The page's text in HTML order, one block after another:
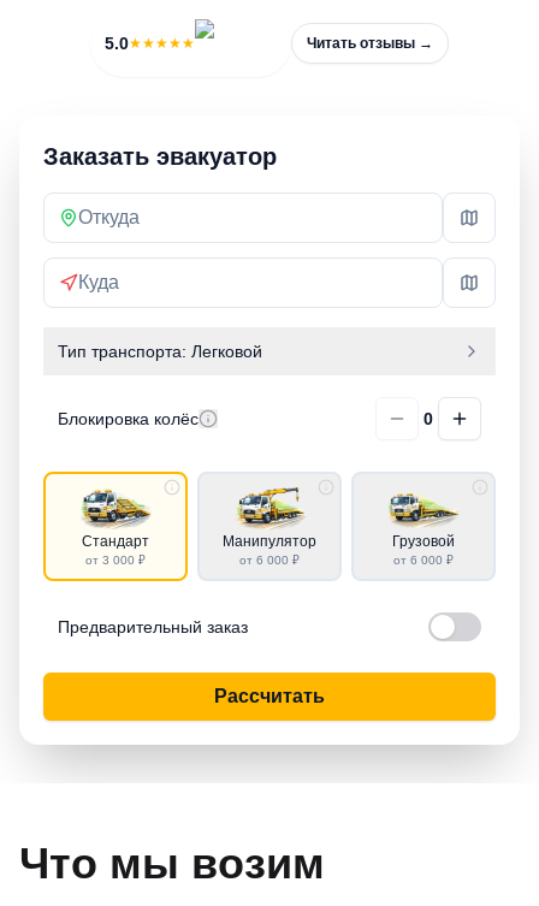
5.0★★★★★ Читать отзывы →
Заказать эвакуатор
Тип транспорта: Легковой
Блокировка колёс 0
Стандарт
от 3 000 ₽
Манипулятор
от 6 000 ₽
Грузовой
от 6 000 ₽
Предварительный заказ
Рассчитать
Что мы возим